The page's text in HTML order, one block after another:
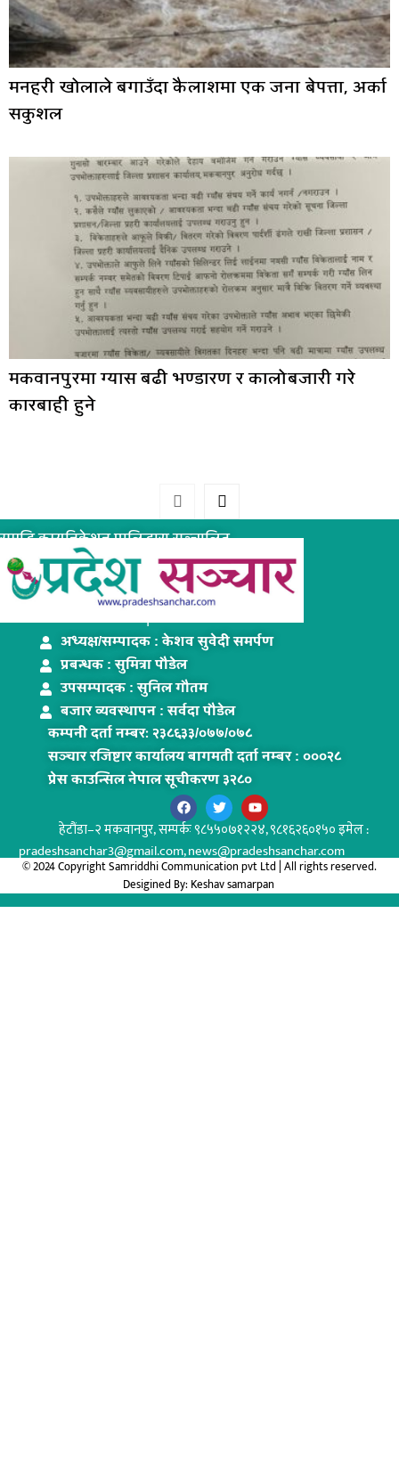
मनहरी खोलाले बगाउँदा कैलाशमा एक जना बेपत्ता, अर्का
सकुशल
मकवानपुरमा ग्यास बढी भण्डारण र कालोबजारी गरे
कारबाही हुने
समृद्धि कम्युनिकेशन प्रालिद्धारा सञ्चालित
www.pradeshsanchar.com
अध्यक्ष/सम्पादक : केशव सुवेदी समर्पण
प्रबन्धक : सुमित्रा पौडेल
उपसम्पादक : सुनिल गौतम
बजार व्यवस्थापन : सर्वदा पौडेल
कम्पनी दर्ता नम्बरः २३८६३३/०७७/०७८
सञ्चार रजिष्टार कार्यालय बागमती दर्ता नम्बर : ०००२८
प्रेस काउन्सिल नेपाल सूचीकरण ३२८०
हेटौंडा–२ मकवानपुर,सम्पर्कः ९८५५०७१२२४, ९८१६२६०१५० इमेल :
pradeshsanchar3@gmail.com, news@pradeshsanchar.com
© 2024 Copyright Samriddhi Communication pvt Ltd | All rights reserved.
Desigined By:Keshav samarpan